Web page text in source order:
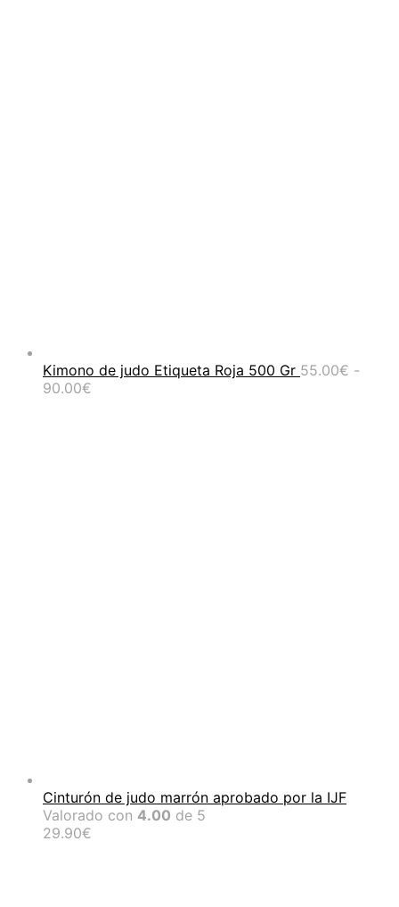
Kimono de judo Etiqueta Roja 500 Gr 55.00€ -
90.00€
Cinturón de judo marrón aprobado por la IJF
Valorado con 4.00 de 5
29.90€